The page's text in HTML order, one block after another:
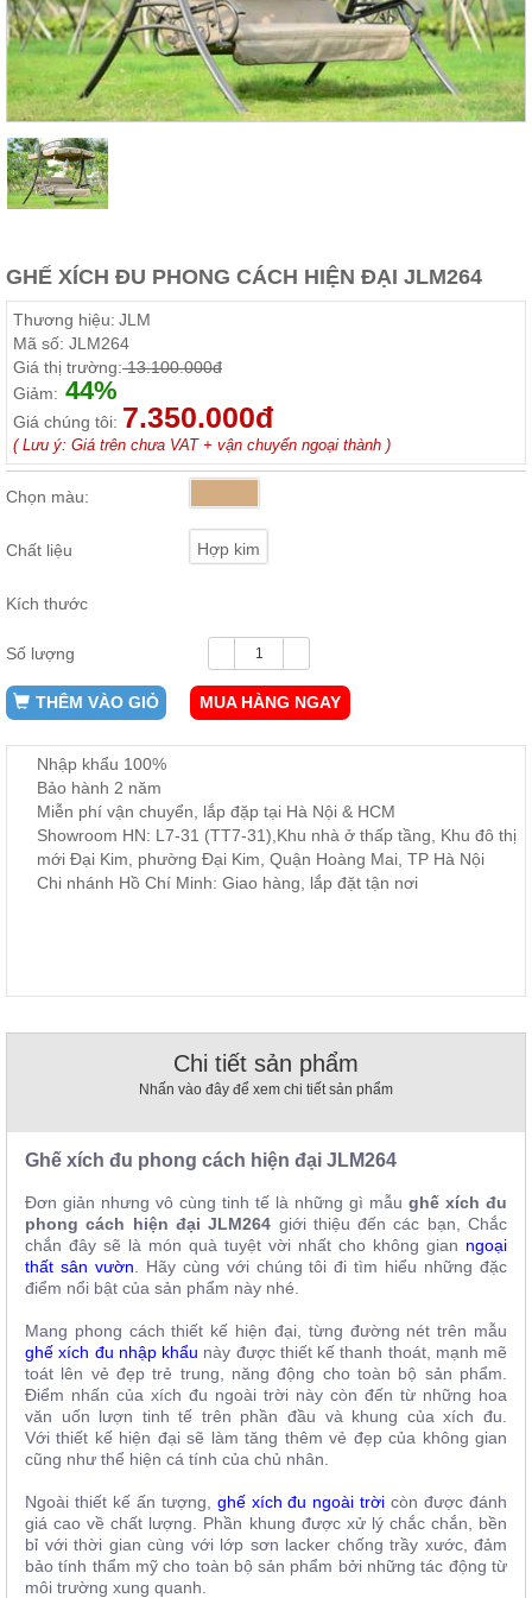
Thất
Phòng
Khách
Sofa,
rượu,
Bàn
trà...
Nội
Phòng
Ngủ
ngủ, tủ
áo, bàn
trang
Nội
Thất
Ăn
ăn,
kệ
Nội
Thất
Ban
Công,
Vườn
Trang
Nội
Nhà
Hàng
GHẾ XÍCH ĐU PHONG CÁCH HIỆN ĐẠI JLM264
Thương hiệu: JLM
Mã số: JLM264
Giá thị trường:13.100.000đ
Giảm: 44%
Giá chúng tôi: 7.350.000đ
( Lưu ý: Giá trên chưa VAT + vận chuyển ngoại thành )
Chọn màu:
Chất liệu Hợp kim
Kích thước
Số lượng
THÊM VÀO GIỎ MUA HÀNG NGAY
Nhập khẩu 100%
Bảo hành 2 năm
Miễn phí vận chuyển, lắp đặp tại Hà Nội & HCM
Showroom HN: L7-31 (TT7-31),Khu nhà ở thấp tầng, Khu đô thị
mới Đại Kim, phường Đại Kim, Quận Hoàng Mai, TP Hà Nội
Chi nhánh Hồ Chí Minh: Giao hàng, lắp đặt tận nơi
Chi tiết sản phẩm
Nhấn vào đây để xem chi tiết sản phẩm
Ghế xích đu phong cách hiện đại JLM264
Đơn giản nhưng vô cùng tinh tế là những gì mẫu ghế xích đu
phong cách hiện đạiJLM264 giới thiệu đến các bạn, Chắc
chắn đây sẽ là món quà tuyệt vời nhất cho không gian ngoại
thất sân vườn . Hãy cùng với chúng tôi đi tìm hiểu những đặc
điểm nổi bật của sản phẩm này nhé.
Mang phong cách thiết kế hiện đại, từng đường nét trên mẫu
ghế xích đu nhập khẩu này được thiết kế thanh thoát, mạnh mẽ
toát lên vẻ đẹp trẻ trung, năng động cho toàn bộ sản phẩm.
Điểm nhấn của xích đu ngoài trời này còn đến từ những hoa
văn uốn lượn tinh tế trên phần đầu và khung của xích đu.
Vớithiết kế hiện đại sẽ làm tăng thêm vẻ đẹp của không gian
cũng như thể hiện cá tính của chủ nhân.
Ngoài thiết kế ấn tượng, ghế xích đu ngoài trời còn được đánh
giá cao về chất lượng. Phần khung được xử lý chắc chắn, bền
bỉ với thời gian cùng với lớp sơn lacker chống trầy xước, đảm
bảo tính thẩm mỹ cho toàn bộ sản phẩm bởi những tác động từ
môi trường xung quanh.